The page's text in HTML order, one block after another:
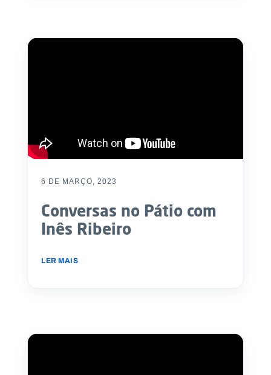
6 DE MARÇO, 2023
Conversas no Pátio com
Inês Ribeiro
LER MAIS